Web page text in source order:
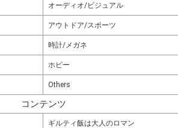
オーディオ/ビジュアル
アウトドア/スポーツ
時計/メガネ
ホビー
Others
コンテンツ
ギルティ飯は大人のロマン